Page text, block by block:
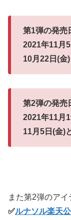
第1弾の発売
2021年11月
10月22日(金)
第2弾の発売
2021年11月
11月5日(金)
また第2弾のアイ
✅ルナソル楽天